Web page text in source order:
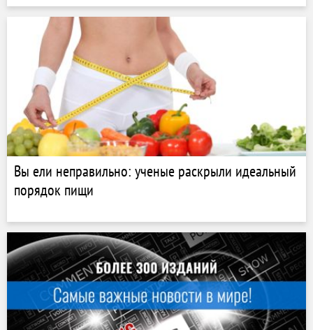
Вы ели неправильно: ученые раскрыли идеальный
порядок пищи